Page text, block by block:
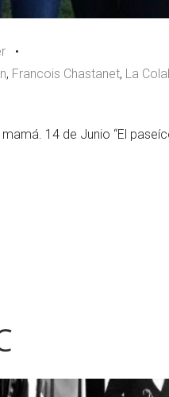
•
, Francois Chastanet, La
14 de Junio “El